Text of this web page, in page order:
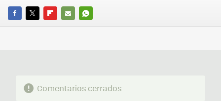
FACEBOOK
TWITTERFLIPBOARD
E-
WHATSAPP
Comentarios cerrados